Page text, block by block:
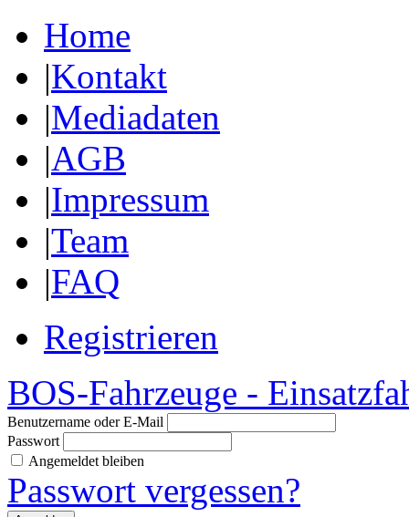
Home
|Kontakt
|Mediadaten
|AGB
|Impressum
|Team
|FAQ
Registrieren
BOS-Fahrzeuge -
Benutzername oder E-Mail
Passwort
Angemeldet bleiben
Passwort vergessen?